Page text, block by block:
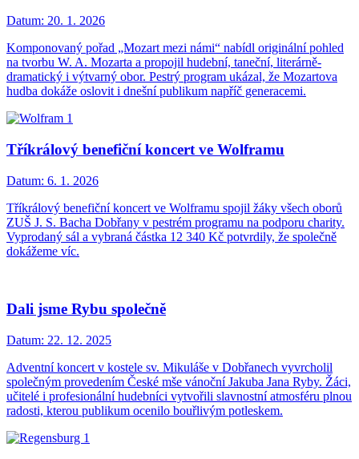
Datum: 20. 1. 2026
Komponovaný pořad „Mozart mezi námi“ nabídl originální pohled
na tvorbu W. A. Mozarta a propojil hudební, taneční, literárně-
dramatický i výtvarný obor. Pestrý program ukázal, že Mozartova
hudba dokáže oslovit i dnešní publikum napříč generacemi.
Tříkrálový benefiční koncert ve Wolframu
Datum: 6. 1. 2026
Tříkrálový benefiční koncert ve Wolframu spojil žáky všech oborů
ZUŠ J. S. Bacha Dobřany v pestrém programu na podporu charity.
Vyprodaný sál a vybraná částka 12 340 Kč potvrdily, že společně
dokážeme víc.
Dali jsme Rybu společně
Datum: 22. 12. 2025
Adventní koncert v kostele sv. Mikuláše v Dobřanech vyvrcholil
společným provedením České mše vánoční Jakuba Jana Ryby. Žáci,
učitelé i profesionální hudebníci vytvořili slavnostní atmosféru plnou
radosti, kterou publikum ocenilo bouřlivým potleskem.